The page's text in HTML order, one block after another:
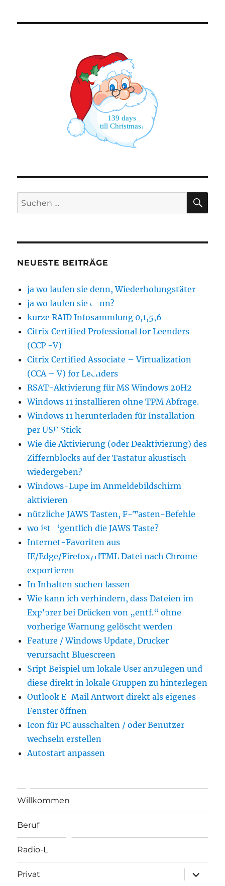
139 days
till Christmas!
Suchen
nach:
NEUESTE BEITRÄGE
ja wo laufen sie denn, Wiederholungstäter
ja wo laufen sie denn?
kurze RAID Infosammlung 0,1,5,6
Citrix Certified Professional for Leenders
(CCP -V)
Citrix Certified Associate – Virtualization
(CCA – V) for Leenders
RSAT-Aktivierung für MS Windows 20H2
Windows 11 installieren ohne TPM Abfrage.
Windows 11 herunterladen für Installation
per USB Stick
Wie die Aktivierung (oder Deaktivierung) des
Ziffernblocks auf der Tastatur akustisch
wiedergeben?
Windows-Lupe im Anmeldebildschirm
aktivieren
nützliche JAWS Tasten, F-Tasten-Befehle
wo ist eigentlich die JAWS Taste?
Internet-Favoriten aus
IE/Edge/Firefox/HTML Datei nach Chrome
exportieren
In Inhalten suchen lassen
Wie kann ich verhindern, dass Dateien im
Explorer bei Drücken von „entf.“ ohne
vorherige Warnung gelöscht werden
Feature / Windows Update, Drucker
verursacht Bluescreen
Sript Beispiel um lokale User anzulegen und
diese direkt in lokale Gruppen zu hinterlegen
Outlook E-Mail Antwort direkt als eigenes
Fenster öffnen
Icon für PC ausschalten / oder Benutzer
wechseln erstellen
Autostart anpassen
Willkommen
Beruf
Radio-L
Privat
öffnen